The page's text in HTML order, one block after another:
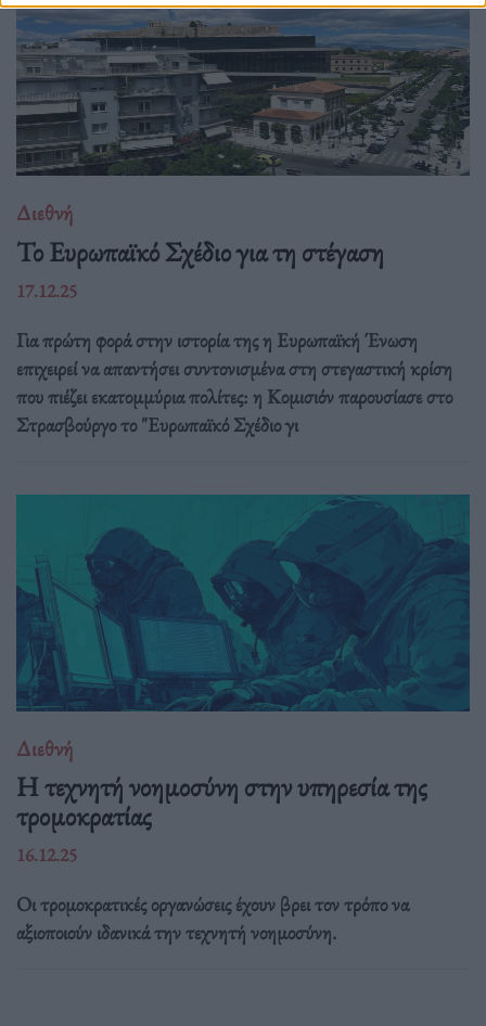
Διεθνή
Το Ευρωπαϊκό Σχέδιο για τη στέγαση
17.12.25
Για πρώτη φορά στην ιστορία της η Ευρωπαϊκή Ένωση
επιχειρεί να απαντήσει συντονισμένα στη στεγαστική κρίση
που πιέζει εκατομμύρια πολίτες: η Κομισιόν παρουσίασε στο
Στρασβούργο το "Ευρωπαϊκό Σχέδιο γι
Διεθνή
Η τεχνητή νοημοσύνη στην υπηρεσία της
τρομοκρατίας
16.12.25
Οι τρομοκρατικές οργανώσεις έχουν βρει τον τρόπο να
αξιοποιούν ιδανικά την τεχνητή νοημοσύνη.